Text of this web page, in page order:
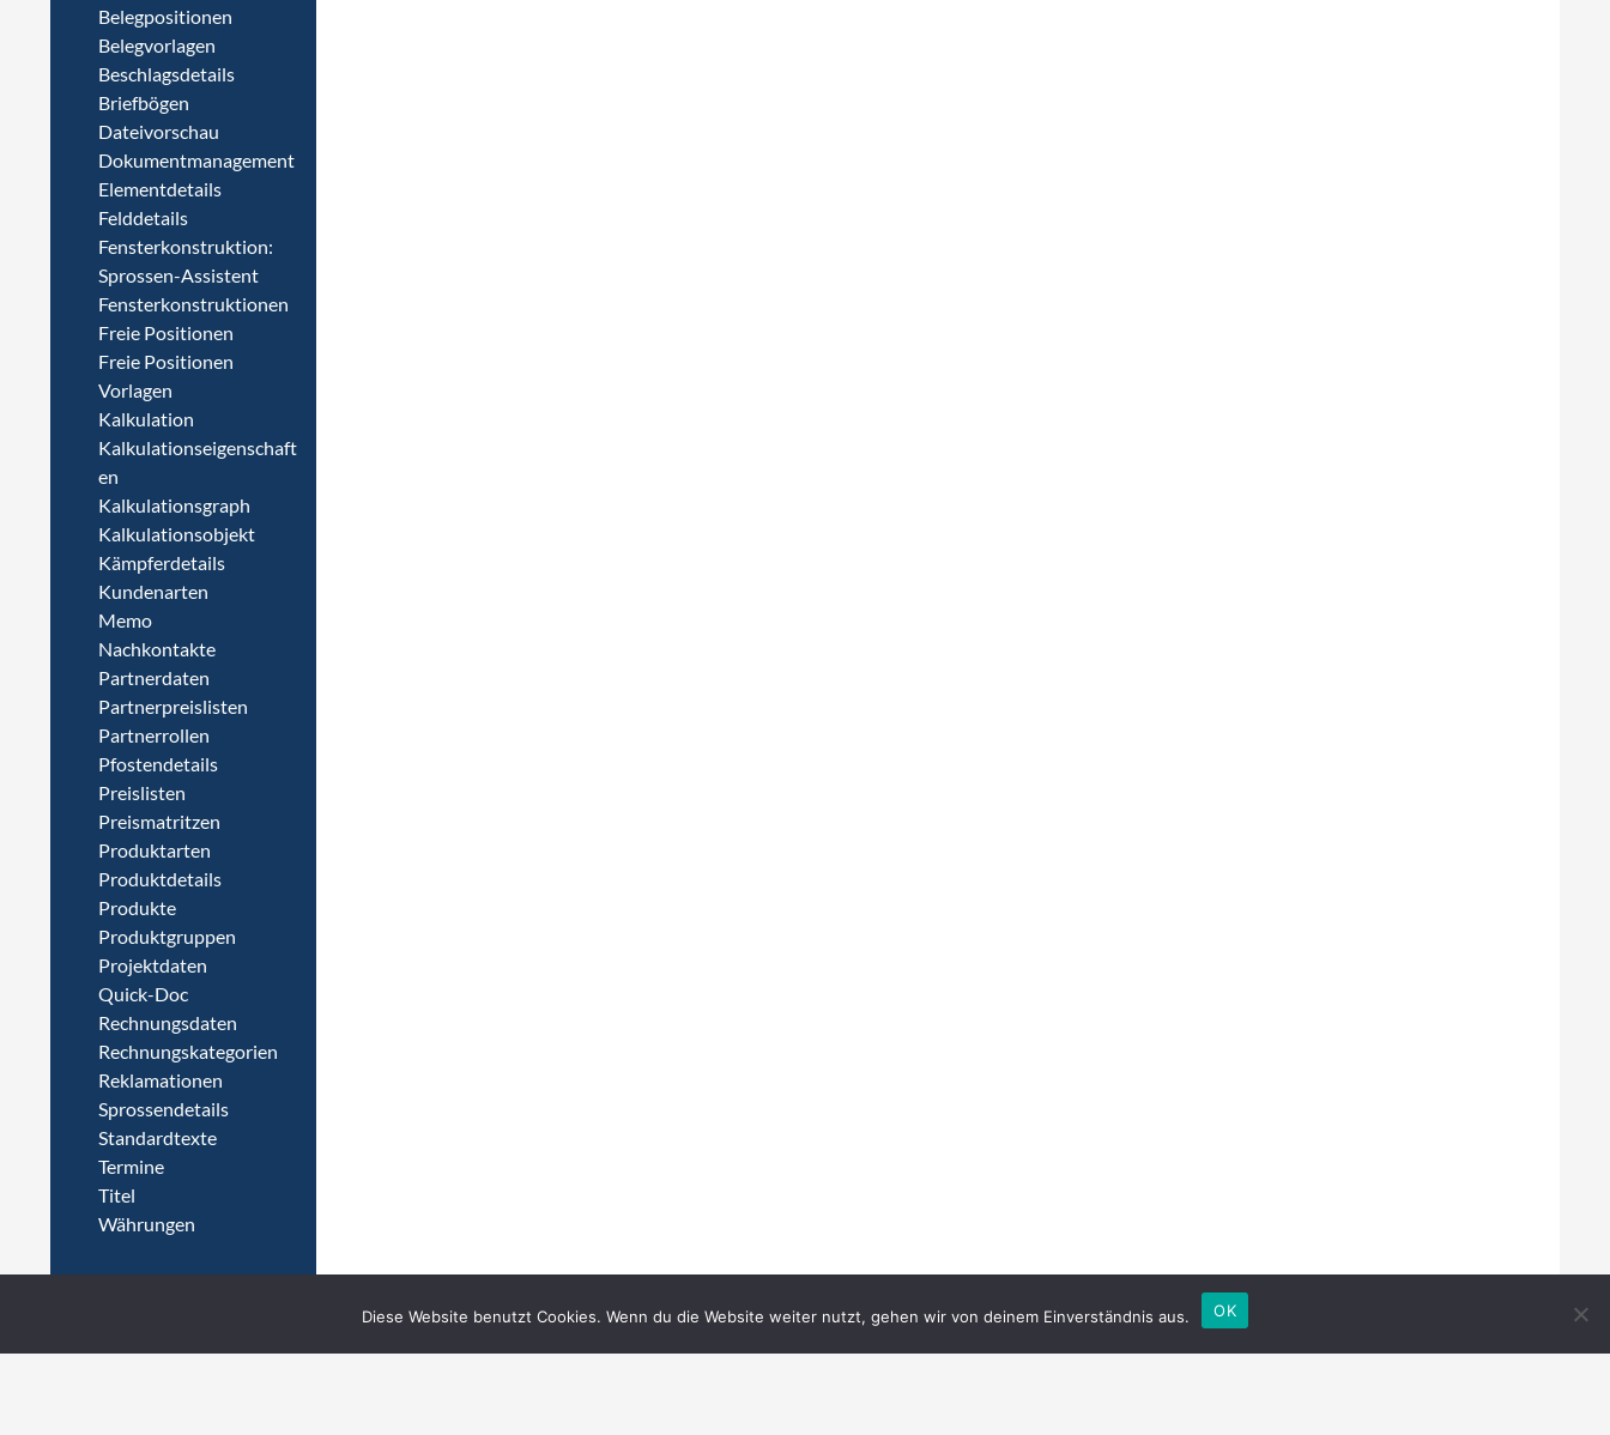
Belegpositionen
Belegvorlagen
Beschlagsdetails
Briefbögen
Dateivorschau
Dokumentmanagement
Elementdetails
Felddetails
Fensterkonstruktion:
Sprossen-Assistent
Fensterkonstruktionen
Freie Positionen
Freie Positionen
Vorlagen
Kalkulation
Kalkulationseigenschaft
en
Kalkulationsgraph
Kalkulationsobjekt
Kämpferdetails
Kundenarten
Memo
Nachkontakte
Partnerdaten
Partnerpreislisten
Partnerrollen
Pfostendetails
Preislisten
Preismatritzen
Produktarten
Produktdetails
Produkte
Produktgruppen
Projektdaten
Quick-Doc
Rechnungsdaten
Rechnungskategorien
Reklamationen
Sprossendetails
Standardtexte
Termine
Titel
Währungen
Diese Website benutzt Cookies. Wenn du die Website weiter nutzt, gehen wir von deinem Einverständnis aus. OK